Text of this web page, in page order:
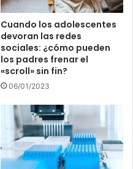
Cuando los adolescentes
devoran las redes
sociales: ¿cómo pueden
los padres frenar el
«scroll» sin fin?
06/01/2023